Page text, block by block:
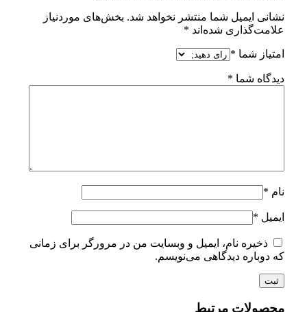
نشانی ایمیل شما منتشر نخواهد شد. بخش‌های موردنیاز
علامت‌گذاری شده‌اند *
امتیاز شما *
دیدگاه شما *
نام *
ایمیل *
ذخیره نام، ایمیل و وبسایت من در مرورگر برای زمانی
که دوباره دیدگاهی می‌نویسم.
محصولات مرتبط